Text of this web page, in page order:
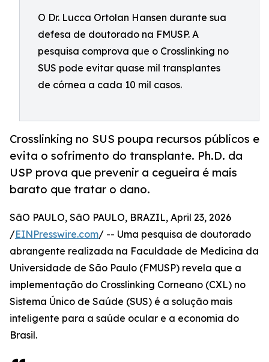
O Dr. Lucca Ortolan Hansen durante sua
defesa de doutorado na FMUSP. A
pesquisa comprova que o Crosslinking no
SUS pode evitar quase mil transplantes
de córnea a cada 10 mil casos.
Crosslinking no SUS poupa recursos públicos e
evita o sofrimento do transplante. Ph.D. da
USP prova que prevenir a cegueira é mais
barato que tratar o dano.
SãO PAULO, SãO PAULO, BRAZIL, April 23, 2026
/EINPresswire.com/ -- Uma pesquisa de doutorado
abrangente realizada na Faculdade de Medicina da
Universidade de São Paulo (FMUSP) revela que a
implementação do Crosslinking Corneano (CXL) no
Sistema Único de Saúde (SUS) é a solução mais
inteligente para a saúde ocular e a economia do
Brasil.